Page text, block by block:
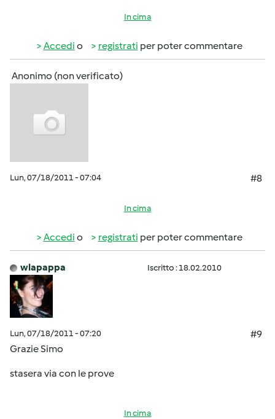
In cima
Accedi o registrati per poter commentare
Anonimo (non verificato)
Lun, 07/18/2011 - 07:04 #8
In cima
Accedi o registrati per poter commentare
wlapappa Iscritto : 18.02.2010
Lun, 07/18/2011 - 07:20
#9
Grazie Simo
stasera via con le prove
In cima